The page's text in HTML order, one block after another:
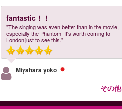
fantastic！！
"The singing was even better than in the movie,
especially the Phantom! It's worth coming to
London just to see this."
Miyahara yoko
その他